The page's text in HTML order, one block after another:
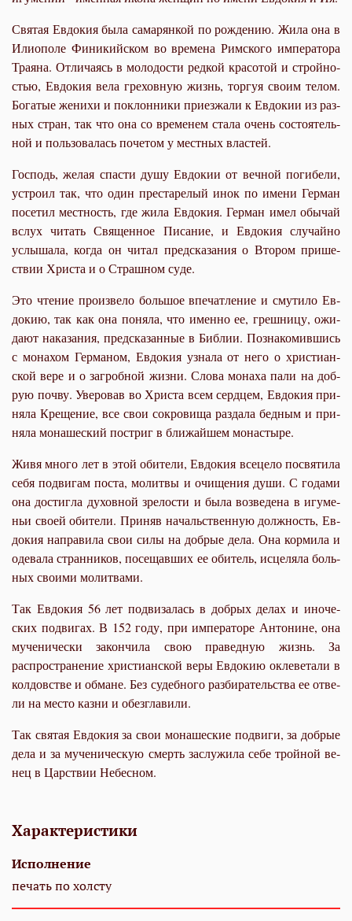
Свя­тая Ев­до­кия бы­ла са­ма­рян­кой по рож­де­нию. Жи­ла она в
Илио­по­ле Фини­кий­ском во времена Рим­ско­го им­пе­ра­то­ра
Тра­я­на. От­ли­ча­ясь в мо­ло­до­сти ред­кой кра­со­той и строй­но­
стью, Ев­до­кия ве­ла гре­хов­ную жизнь, тор­гуя сво­им те­лом.
Бо­га­тые же­ни­хи и по­клон­ни­ки приезжали к Ев­до­кии из раз­
ных стран, так что она со вре­ме­нем ста­ла очень со­сто­я­тель­
ной и поль­зо­ва­лась по­че­том у мест­ных вла­стей.
Гос­подь, же­лая спа­сти ду­шу Ев­до­кии от веч­ной по­ги­бе­ли,
устро­ил так, что один пре­ста­ре­лый инок по име­ни Гер­ман
по­се­тил мест­ность, где жи­ла Ев­до­кия. Гер­ман имел обы­чай
вслух читать Свя­щен­ное Пи­са­ние, и Ев­до­кия слу­чай­но
услы­ша­ла, ко­гда он чи­тал пред­ска­за­ния о Вто­ром при­ше­
ствии Хри­ста и о Страш­ном су­де.
Это чте­ние про­из­ве­ло боль­шое впе­чат­ле­ние и сму­ти­ло Ев­
до­кию, так как она по­ня­ла, что именно ее, греш­ни­цу, ожи­
да­ют на­ка­за­ния, пред­ска­зан­ные в Биб­лии. По­зна­ко­мив­шись
с монахом Гер­ма­ном, Ев­до­кия узна­ла от него о хри­сти­ан­
ской ве­ре и о за­гроб­ной жиз­ни. Сло­ва мо­на­ха па­ли на доб­
рую поч­ву. Уве­ро­вав во Хри­ста всем серд­цем, Ев­до­кия при­
ня­ла Кре­ще­ние, все свои со­кро­ви­ща раз­да­ла бед­ным и при­
ня­ла мо­на­ше­ский по­стриг в бли­жай­шем мо­на­сты­ре.
Жи­вя мно­го лет в этой оби­те­ли, Ев­до­кия все­це­ло по­свя­ти­ла
се­бя по­дви­гам по­ста, мо­лит­вы и очи­ще­ния ду­ши. С го­да­ми
она до­стиг­ла ду­хов­ной зре­ло­сти и бы­ла воз­ве­де­на в игу­ме­
ньи сво­ей оби­те­ли. При­няв на­чаль­ствен­ную долж­ность, Ев­
до­кия на­пра­ви­ла свои си­лы на доб­рые де­ла. Она кор­ми­ла и
оде­ва­ла стран­ни­ков, по­се­щав­ших ее оби­тель, ис­це­ля­ла боль­
ных сво­и­ми мо­лит­ва­ми.
Так Ев­до­кия 56 лет под­ви­за­лась в доб­рых де­лах и ино­че­
ских по­дви­гах. В 152 го­ду, при императо­ре Ан­то­нине, она
му­че­ни­че­ски за­кон­чи­ла свою пра­вед­ную жизнь. За
распространение хри­сти­ан­ской ве­ры Ев­до­кию окле­ве­та­ли в
кол­дов­стве и об­мане. Без судебного раз­би­ра­тель­ства ее от­ве­
ли на ме­сто каз­ни и обез­гла­ви­ли.
Так свя­тая Ев­до­кия за свои мо­на­ше­ские по­дви­ги, за доб­рые
де­ла и за му­че­ни­че­скую смерть заслу­жи­ла се­бе трой­ной ве­
нец в Цар­ствии Небес­ном.
Характеристики
Исполнение
печать по холсту